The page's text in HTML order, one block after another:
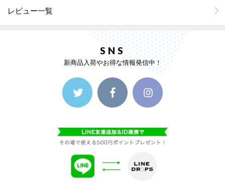
レビュー一覧
SNS
新商品入荷やお得な情報発信中！